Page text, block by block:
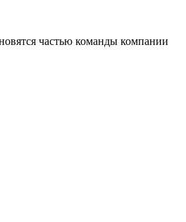
частью команды компании